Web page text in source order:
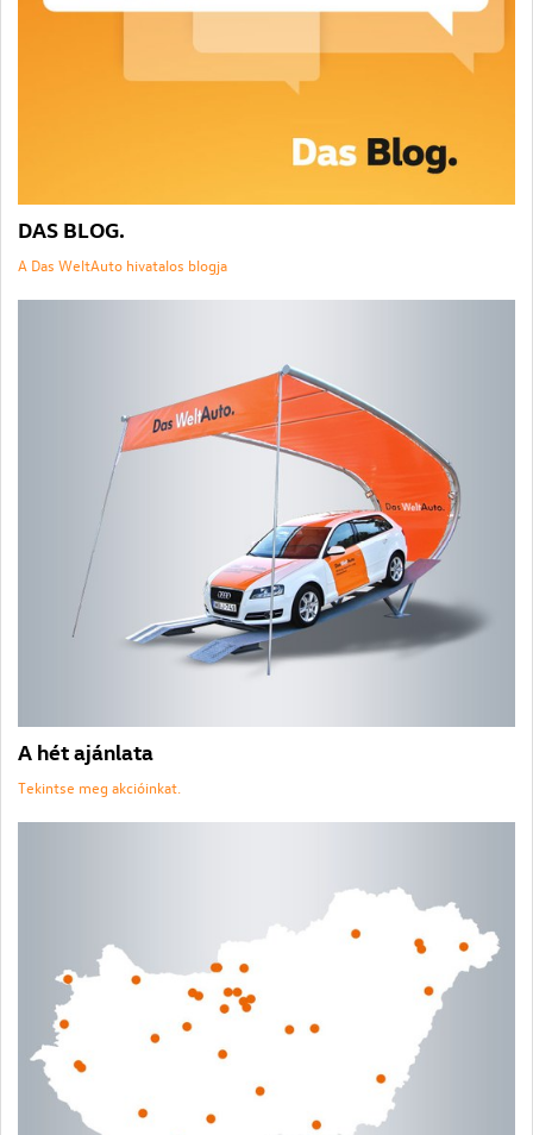
DAS BLOG.
A Das WeltAuto hivatalos blogja
A hét ajánlata
Tekintse meg akcióinkat.